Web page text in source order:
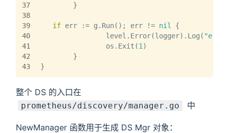
37
38
39
40
41
42
43
	}
if err := g.Run(); err != nil
{
		level.Error(logger).Log(
"err"
		os.Exit(
1 )
	}
}
整个 DS 的入口在
prometheus/discovery/manager.go 中
NewManager 函数用于生成 DS Mgr 对象：